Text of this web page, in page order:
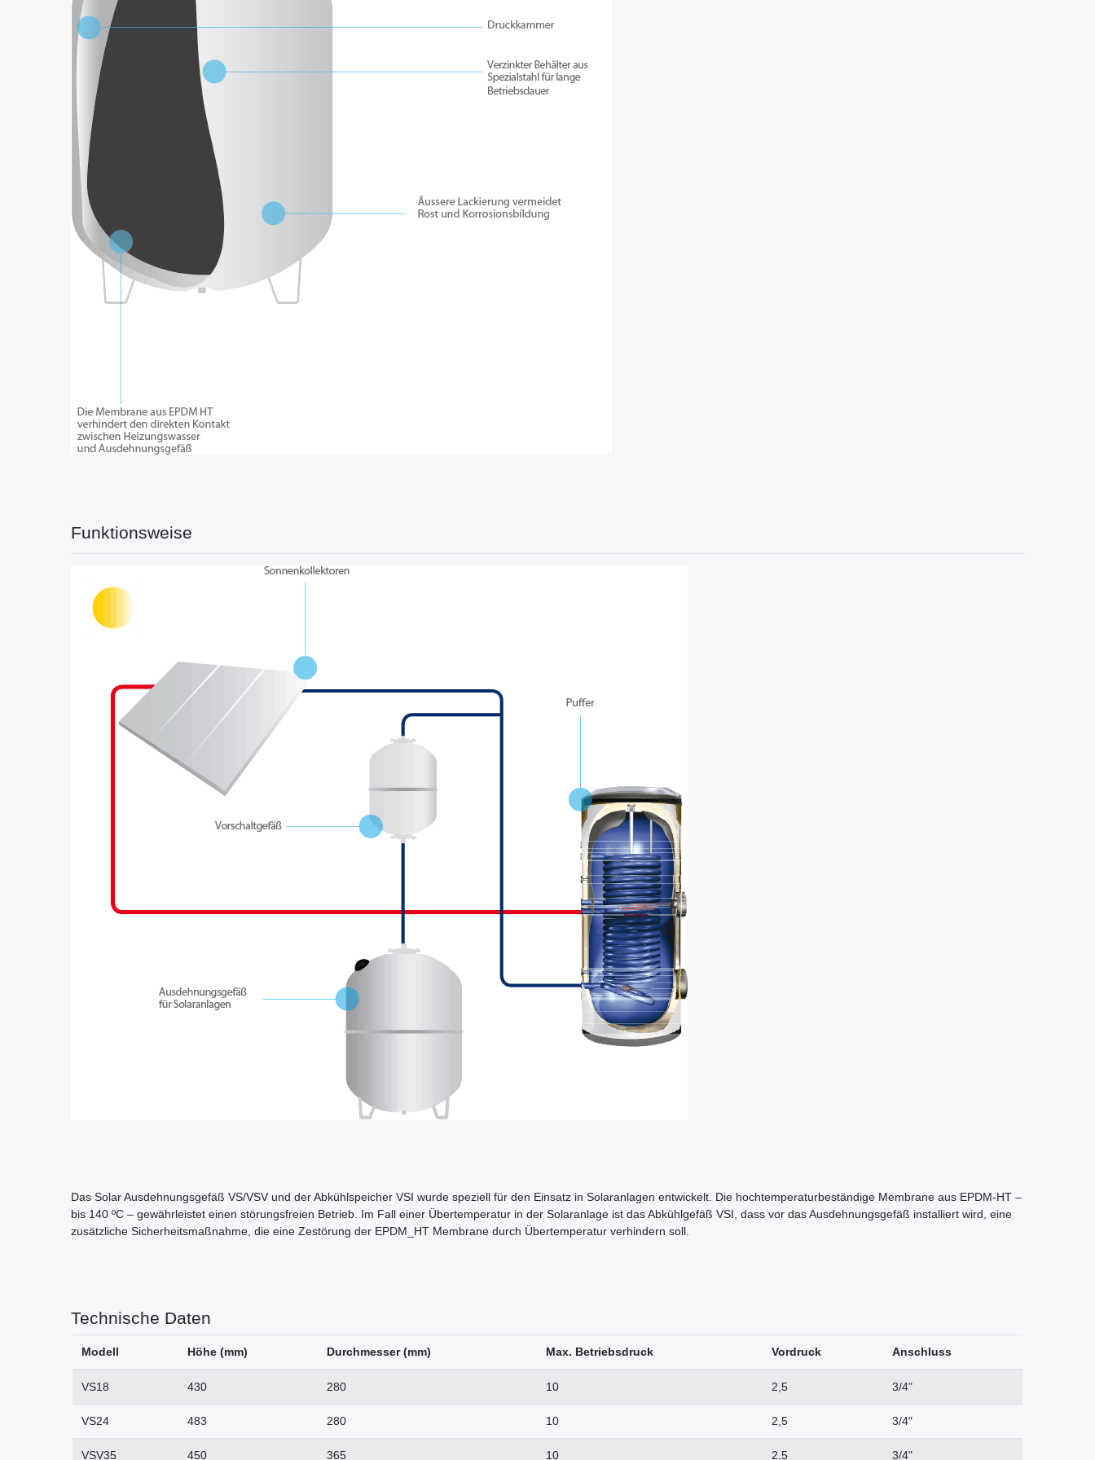
Funktionsweise
Das Solar Ausdehnungsgefäß VS/VSV und der Abkühlspeicher VSI wurde speziell für den Einsatz in Solaranlagen entwickelt. Die hochtemperaturbeständige Membrane aus EPDM-HT –
bis 140 ºC – gewährleistet einen störungsfreien Betrieb. Im Fall einer Übertemperatur in der Solaranlage ist das Abkühlgefäß VSI, dass vor das Ausdehnungsgefäß installiert wird, eine
zusätzliche Sicherheitsmaßnahme, die eine Zestörung der EPDM_HT Membrane durch Übertemperatur verhindern soll.
Technische Daten
Modell Höhe (mm) Durchmesser (mm) Max. Betriebsdruck Vordruck Anschluss
VS18 430 280 10 2,5 3/4"
VS24 483 280 10 2,5 3/4"
VSV35 450 365 10 2,5 3/4"